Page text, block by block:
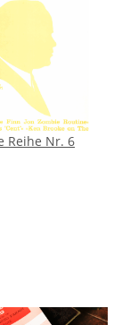
Reihe Nr. 6